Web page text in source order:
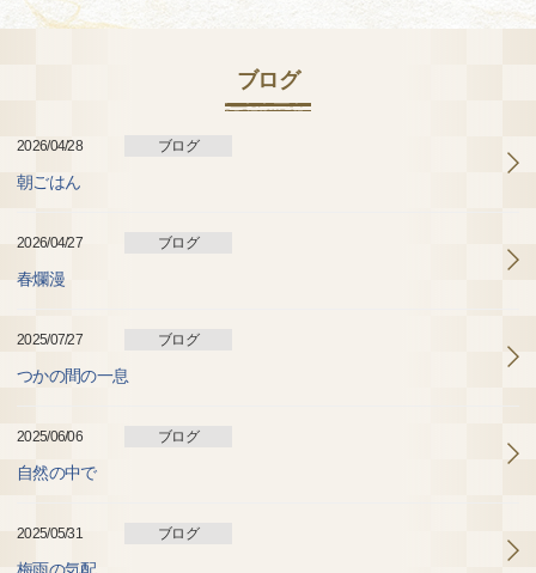
ブログ
2026/04/28 ブログ
朝ごはん
2026/04/27 ブログ
春爛漫
2025/07/27 ブログ
つかの間の一息
2025/06/06 ブログ
自然の中で
2025/05/31 ブログ